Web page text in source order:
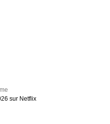
sur Netflix